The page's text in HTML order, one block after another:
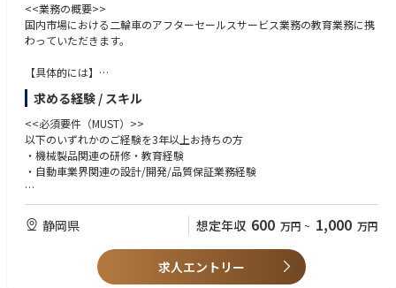
■フラットで風通しの良いチーム
20代後半～30代前半が中心となり、年次や役職にとらわれず意見を発信
できる環境です
主体的に挑戦しながら、前向きに仕事に取り組めるチーム文化がありま
す
■中途入社でも安心して活躍
中途社員比率は60％以上。多様なバックグラウンドのメンバーが活躍し
ており、馴染みやすい環境です
【入社後の中長期的なキャリアパス】
自部門における技術指導や教育の実務を担い、設計力・育成力・企画力を
磨いていただきます。その後は、係長・主任としてチームを牽引し、組織
全体の設計力向上をリードしていただくことを期待しています。さらにそ
の先は、マネジメントとして組織を率いる道、またはテーマの推進をリー
ドするチーフエンジニアとしての道いずれも選択可能であり、ご自身の志
向に応じたキャリア形成が可能です。
<<業務の概要>>
国内市場における二輪車のアフターセールスサービス業務の教育業務に携
わっていただきます。
【具体的には】
・国内または海外販売代理店向けの教育資料の作成
・国内または海外販売代理店向けの研修企画・研修会の開催
・特定企業団体向けの研修企画・研修会の開催
・各研修会での講師（トレーナー）
・新しい教育カリキュラム、教育プログラムの立案
<<部門のミッション、ビジョン>>
心して二輪車を使い続けていただく為には適切な定期点検や修理（アフタ
ーセースルサービス）が必須です。そのためには、販売店テクニシャンの
スキル向上、教育は欠かせません。
アフターセールスサービスを通じて、現場、お客様に寄り添い、価値ある
サービスを提供することが私たちのミッションです。
求める経験 / スキル
<<必須要件（MUST）>>
以下のいずれかのご経験を3年以上お持ちの方
・機械製品関連の研修・教育経験
・自動車業界関連の設計/開発/品質保証業務経験
<<歓迎するスキル・経験（WANT）>>
・自動車業界のアフターセールスサービスの業務経験
・二輪車製品の設計/開発/品質保証業務経験
・自動車業界関連の海外企業との業務経験
静岡県 想定年収 600 万円 ~ 1,000 万円
求人エントリー